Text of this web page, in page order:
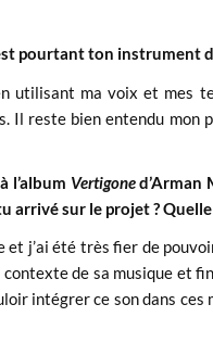
pourtant ton instrument
utilisant ma voix et mes
Il reste bien entendu
l’album Vertigoned’Arman
arrivé sur le projet ?
et j’ai été très fier de
de sa musique et
intégrer ce son dans